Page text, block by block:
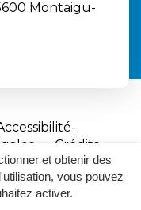
et obtenir des
vous pouvez
activer.
Montaigu-
Crédits